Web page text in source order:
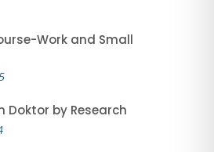
Work and Small
Doktor by Research